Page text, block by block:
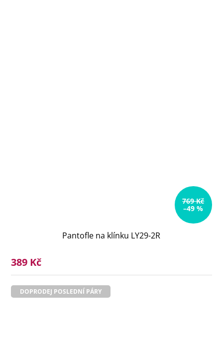
769 Kč
–49 %
Pantofle na klínku LY29-2R
389 Kč
DOPRODEJ POSLEDNÍ PÁRY